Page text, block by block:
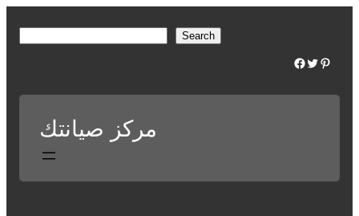
r
Search
Facebook Twitter Pinterest
مركز صيانتك